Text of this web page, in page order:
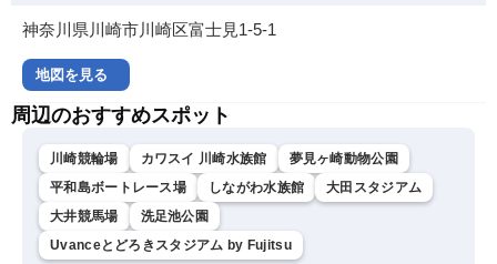
神奈川県川崎市川崎区富士見1-5-1
地図を見る
周辺のおすすめスポット
川崎競輪場 カワスイ 川崎水族館
夢見ヶ崎動物公園
平和島ボートレース場
しながわ水族館
大田スタジアム
大井競馬場
洗足池公園
Uvanceとどろきスタジアム by Fujitsu